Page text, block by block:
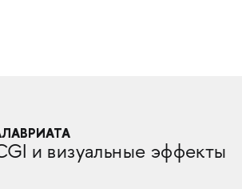
и визуальные эффекты